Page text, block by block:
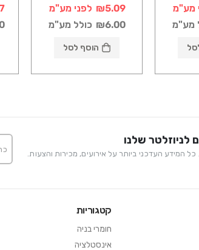
מע"מ
מע"מ
₪5.09 לפני מע"מ
₪6.00 כולל מע"מ
הוסף לסל
לניוזלטר שלנו
המידע העדכני ביותר על אירועים, מכירות והצעות.
קטגוריות
חומרי בניה
אינסטלציה